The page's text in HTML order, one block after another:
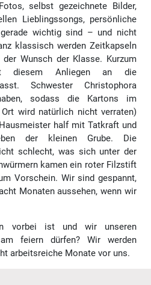
selbst gezeichnete Bilder,
Lieblingssongs, persönliche
wichtig sind – und nicht
klassisch werden Zeitkapseln
Wunsch der Klasse. Kurzum
diesem Anliegen an die
Schwester Christophora
sodass die Kartons im
wird natürlich nicht verraten)
half mit Tatkraft und
der kleinen Grube. Die
schlecht, was sich unter der
kamen ein roter Filzstift
Vorschein. Wir sind gespannt,
Monaten aussehen, wenn wir
vorbei ist und wir unseren
feiern dürfen? Wir werden
arbeitsreiche Monate vor uns.